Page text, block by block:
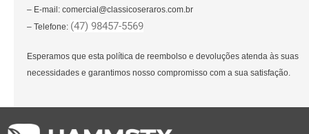
– E-mail: comercial@classicoseraros.com.br
– Telefone: (47) 98457-5569
Esperamos que esta política de reembolso e devoluções atenda às suas
necessidades e garantimos nosso compromisso com a sua satisfação.